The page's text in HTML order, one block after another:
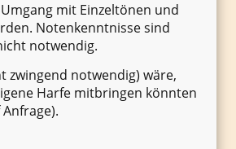
mit Einzeltönen und
Notenkenntnisse sind
notwendig.
zwingend notwendig) wäre,
Harfe mitbringen könnten